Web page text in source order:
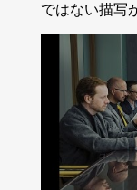
ではない描写